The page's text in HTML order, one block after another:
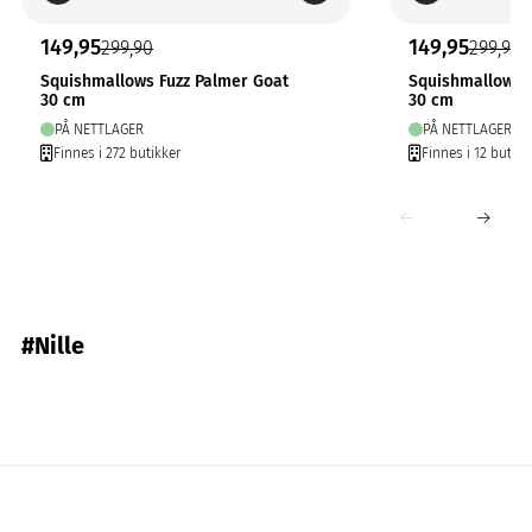
149,95299,90
Squishmallows Fuzz Palmer Goat
30 cm
PÅ NETTLAGER
Finnes i 272 butikker
149,95299,90
Squishmallows
30 cm
PÅ NETTLAGER
Finnes i 12
#Nille